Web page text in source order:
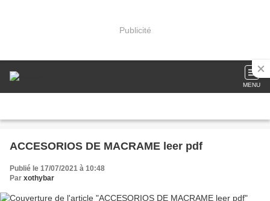
Publicité
MENU
ACCESORIOS DE MACRAME leer pdf
Publié le 17/07/2021 à 10:48
Par xothybar